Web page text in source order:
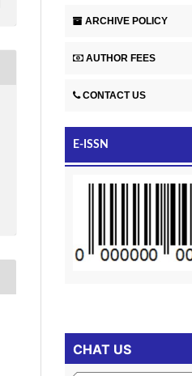
ARCHIVE POLICY
AUTHOR FEES
CONTACT US
E-ISSN
CHAT US